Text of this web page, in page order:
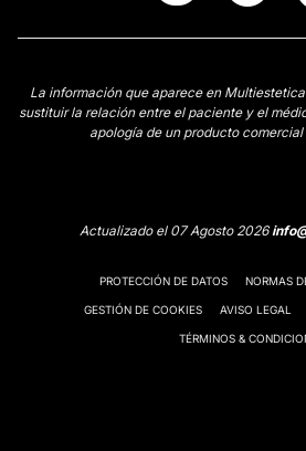
La información que aparece en
sustituir la relación entre el paciente y el
apología de un producto
Actualizado el 07 Agosto 2026
PROTECCIÓN DE DATOS NORMAS
GESTIÓN DE COOKIES AVISO LEGAL
TÉRMINOS &